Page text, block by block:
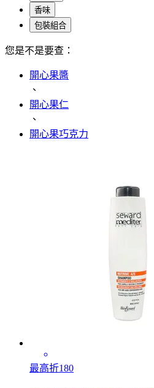
香味
包裝組合
您是不是要查：
開心果醬
、
開心果仁
、
開心果巧克力
最高折180